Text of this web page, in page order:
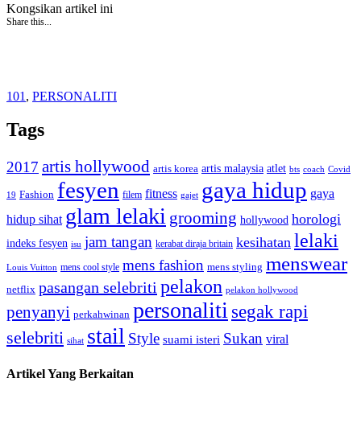
Kongsikan artikel ini
Share this...
101 , PERSONALITI
Tags
2017 artis hollywood artis korea artis malaysia atlet bts coach Covid
19 Fashion fesyen filem fitness gajet gaya hidup gaya
hidup sihat glam lelaki grooming hollywood horologi
indeks fesyen isu jam tangan kerabat diraja britain kesihatan lelaki
Louis Vuitton mens cool style mens fashion mens styling menswear
netflix pasangan selebriti pelakon pelakon hollywood
penyanyi perkahwinan personalitisegak rapi
selebriti sihat stail Style suami isteri Sukan viral
Artikel Yang Berkaitan